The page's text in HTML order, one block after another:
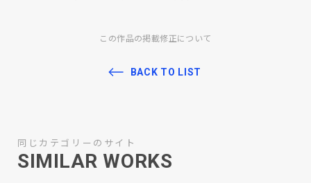
この作品の掲載修正について
BACK TO LIST
同じカテゴリーのサイト
SIMILAR WORKS